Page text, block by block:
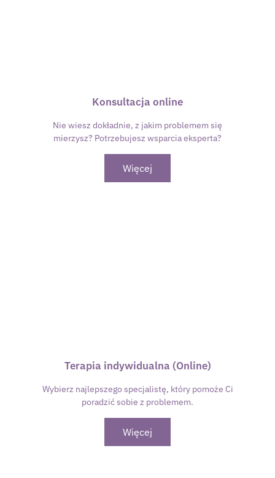
Konsultacja online
Nie wiesz dokładnie, z jakim problemem się
mierzysz? Potrzebujesz wsparcia eksperta?
Więcej
Terapia indywidualna (Online)
Wybierz najlepszego specjalistę, który pomoże Ci
poradzić sobie z problemem.
Więcej